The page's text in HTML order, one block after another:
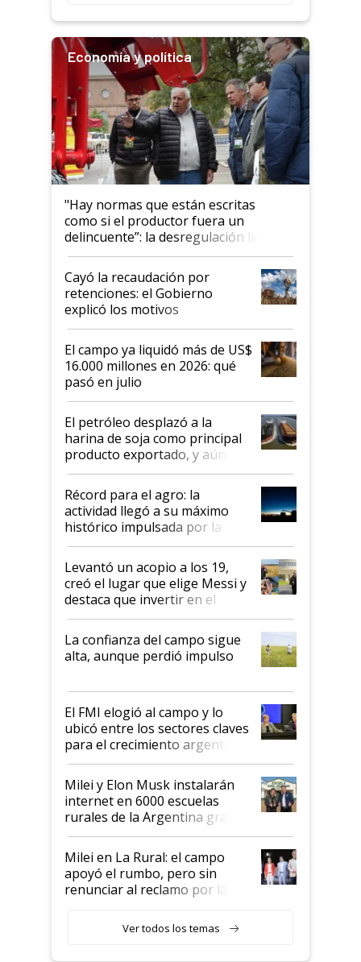
Economía y política
"Hay normas que están escritas
como si el productor fuera un
delincuente”: la desregulación llegó
al Congreso Aapresid y hasta se
habló del financiamiento al IPCVA
Cayó la recaudación por
retenciones: el Gobierno
explicó los motivos
El campo ya liquidó más de US$
16.000 millones en 2026: qué
pasó en julio
El petróleo desplazó a la
harina de soja como principal
producto exportado, y aún así
el agro aportó casi seis de cada
diez dólares y sostuvo el
liderazgo en un semestre
récord
Récord para el agro: la
actividad llegó a su máximo
histórico impulsada por la
cosecha y las exportaciones
Levantó un acopio a los 19,
creó el lugar que elige Messi y
destaca que invertir en el
kirchnerismo era como "darle
plata a un hijo para droga":
Juan Félix Rossetti, el libertario
que de una dura crisis salió
de Milei
La confianza del campo sigue
alta, aunque perdió impulso
El FMI elogió al campo y lo
ubicó entre los sectores claves
para el crecimiento argentino
Milei y Elon Musk instalarán
internet en 6000 escuelas
rurales de la Argentina gracias
a un acuerdo con Starlink
Milei en La Rural: el campo
apoyó el rumbo, pero sin
renunciar al reclamo por las
Ver todos los temas